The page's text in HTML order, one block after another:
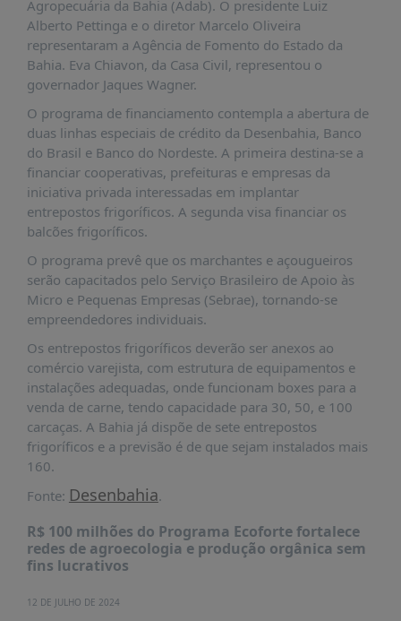
DADOS
FRENTE
PARLAMENTAR
SOBRE
A
FRENTE
MATERIAIS
INFORMAÇÕES
CURSOS
E
EVENTOS
INSCRIÇÕES
MATERIAIS
DISPONÍVEIS
PUBLICAÇÕES
REVISTA
RUMOS
LIVROS
NOTÍCIAS
ABDE-
Agropecuária da Bahia (Adab). O presidente Luiz
Alberto Pettinga e o diretor Marcelo Oliveira
representaram a Agência de Fomento do Estado da
Bahia. Eva Chiavon, da Casa Civil, representou o
governador Jaques Wagner.
O programa de financiamento contempla a abertura de
duas linhas especiais de crédito da Desenbahia, Banco
do Brasil e Banco do Nordeste. A primeira destina-se a
financiar cooperativas, prefeituras e empresas da
iniciativa privada interessadas em implantar
entrepostos frigoríficos. A segunda visa financiar os
balcões frigoríficos.
O programa prevê que os marchantes e açougueiros
serão capacitados pelo Serviço Brasileiro de Apoio às
Micro e Pequenas Empresas (Sebrae), tornando-se
empreendedores individuais.
Os entrepostos frigoríficos deverão ser anexos ao
comércio varejista, com estrutura de equipamentos e
instalações adequadas, onde funcionam boxes para a
venda de carne, tendo capacidade para 30, 50, e 100
carcaças. A Bahia já dispõe de sete entrepostos
frigoríficos e a previsão é de que sejam instalados mais
160.
Fonte: Desenbahia.
R$ 100 milhões do Programa Ecoforte fortalece
redes de agroecologia e produção orgânica sem
fins lucrativos
12 DE JULHO DE 2024